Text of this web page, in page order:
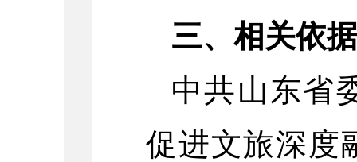
三、相关依据
中共山东省
促进文旅深度